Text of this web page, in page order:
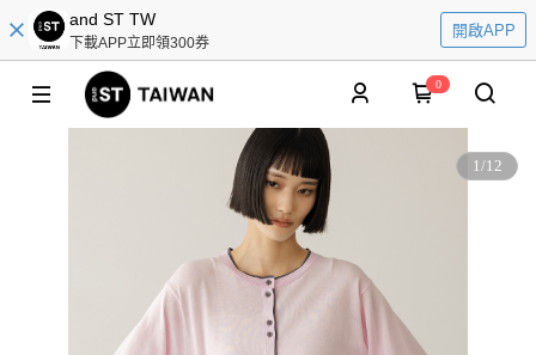
and ST TW
下載APP立即領300券
開啟APP
0
1/12